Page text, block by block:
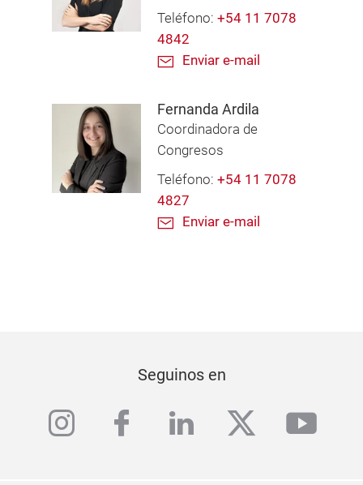
Teléfono: +54 11 7078
4842
Enviar e-mail
Fernanda Ardila
Coordinadora de
Congresos
Teléfono: +54 11 7078
4827
Enviar e-mail
Seguinos en
instagram
facebook
linkedintwitter